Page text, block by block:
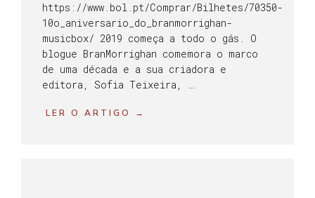
https://www.bol.pt/Comprar/Bilhetes/70350-
10o_aniversario_do_branmorrighan-
musicbox/ 2019 começa a todo o gás. O
blogue BranMorrighan comemora o marco
de uma década e a sua criadora e
editora, Sofia Teixeira, …
LER O ARTIGO →